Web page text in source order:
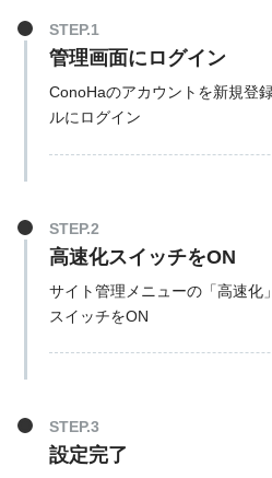
STEP.1
管理画面にログイン
ConoHaのアカウントを新規登
ルにログイン
STEP.2
高速化スイッチをON
サイト管理メニューの「高速化
スイッチをON
STEP.3
設定完了